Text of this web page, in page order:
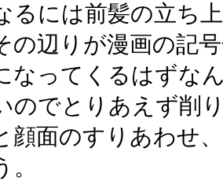
るには前髪の立ち
の辺りが漫画の記
なってくるはずな
のでとりあえず削
顔面のすりあわせ